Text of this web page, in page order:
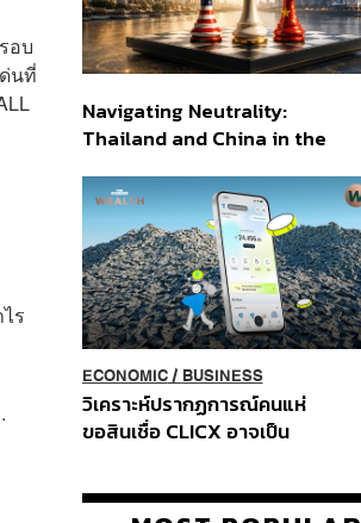
อบ
นที่
ร
Navigating Neutrality:
Thailand and China in the
Order
ECONOMIC/ BUSINESS
วิเคราะห์ปรากฏการณ์คนแห่
ขอสินเชื่อ CLICX อาจเป็น
ปัญหาหนี้ครัวเรือนไทยที่ถูกซุก